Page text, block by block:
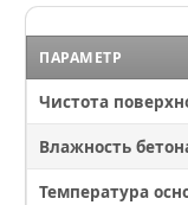
ПАРАМЕТР
Чистота
Влажность
Температура